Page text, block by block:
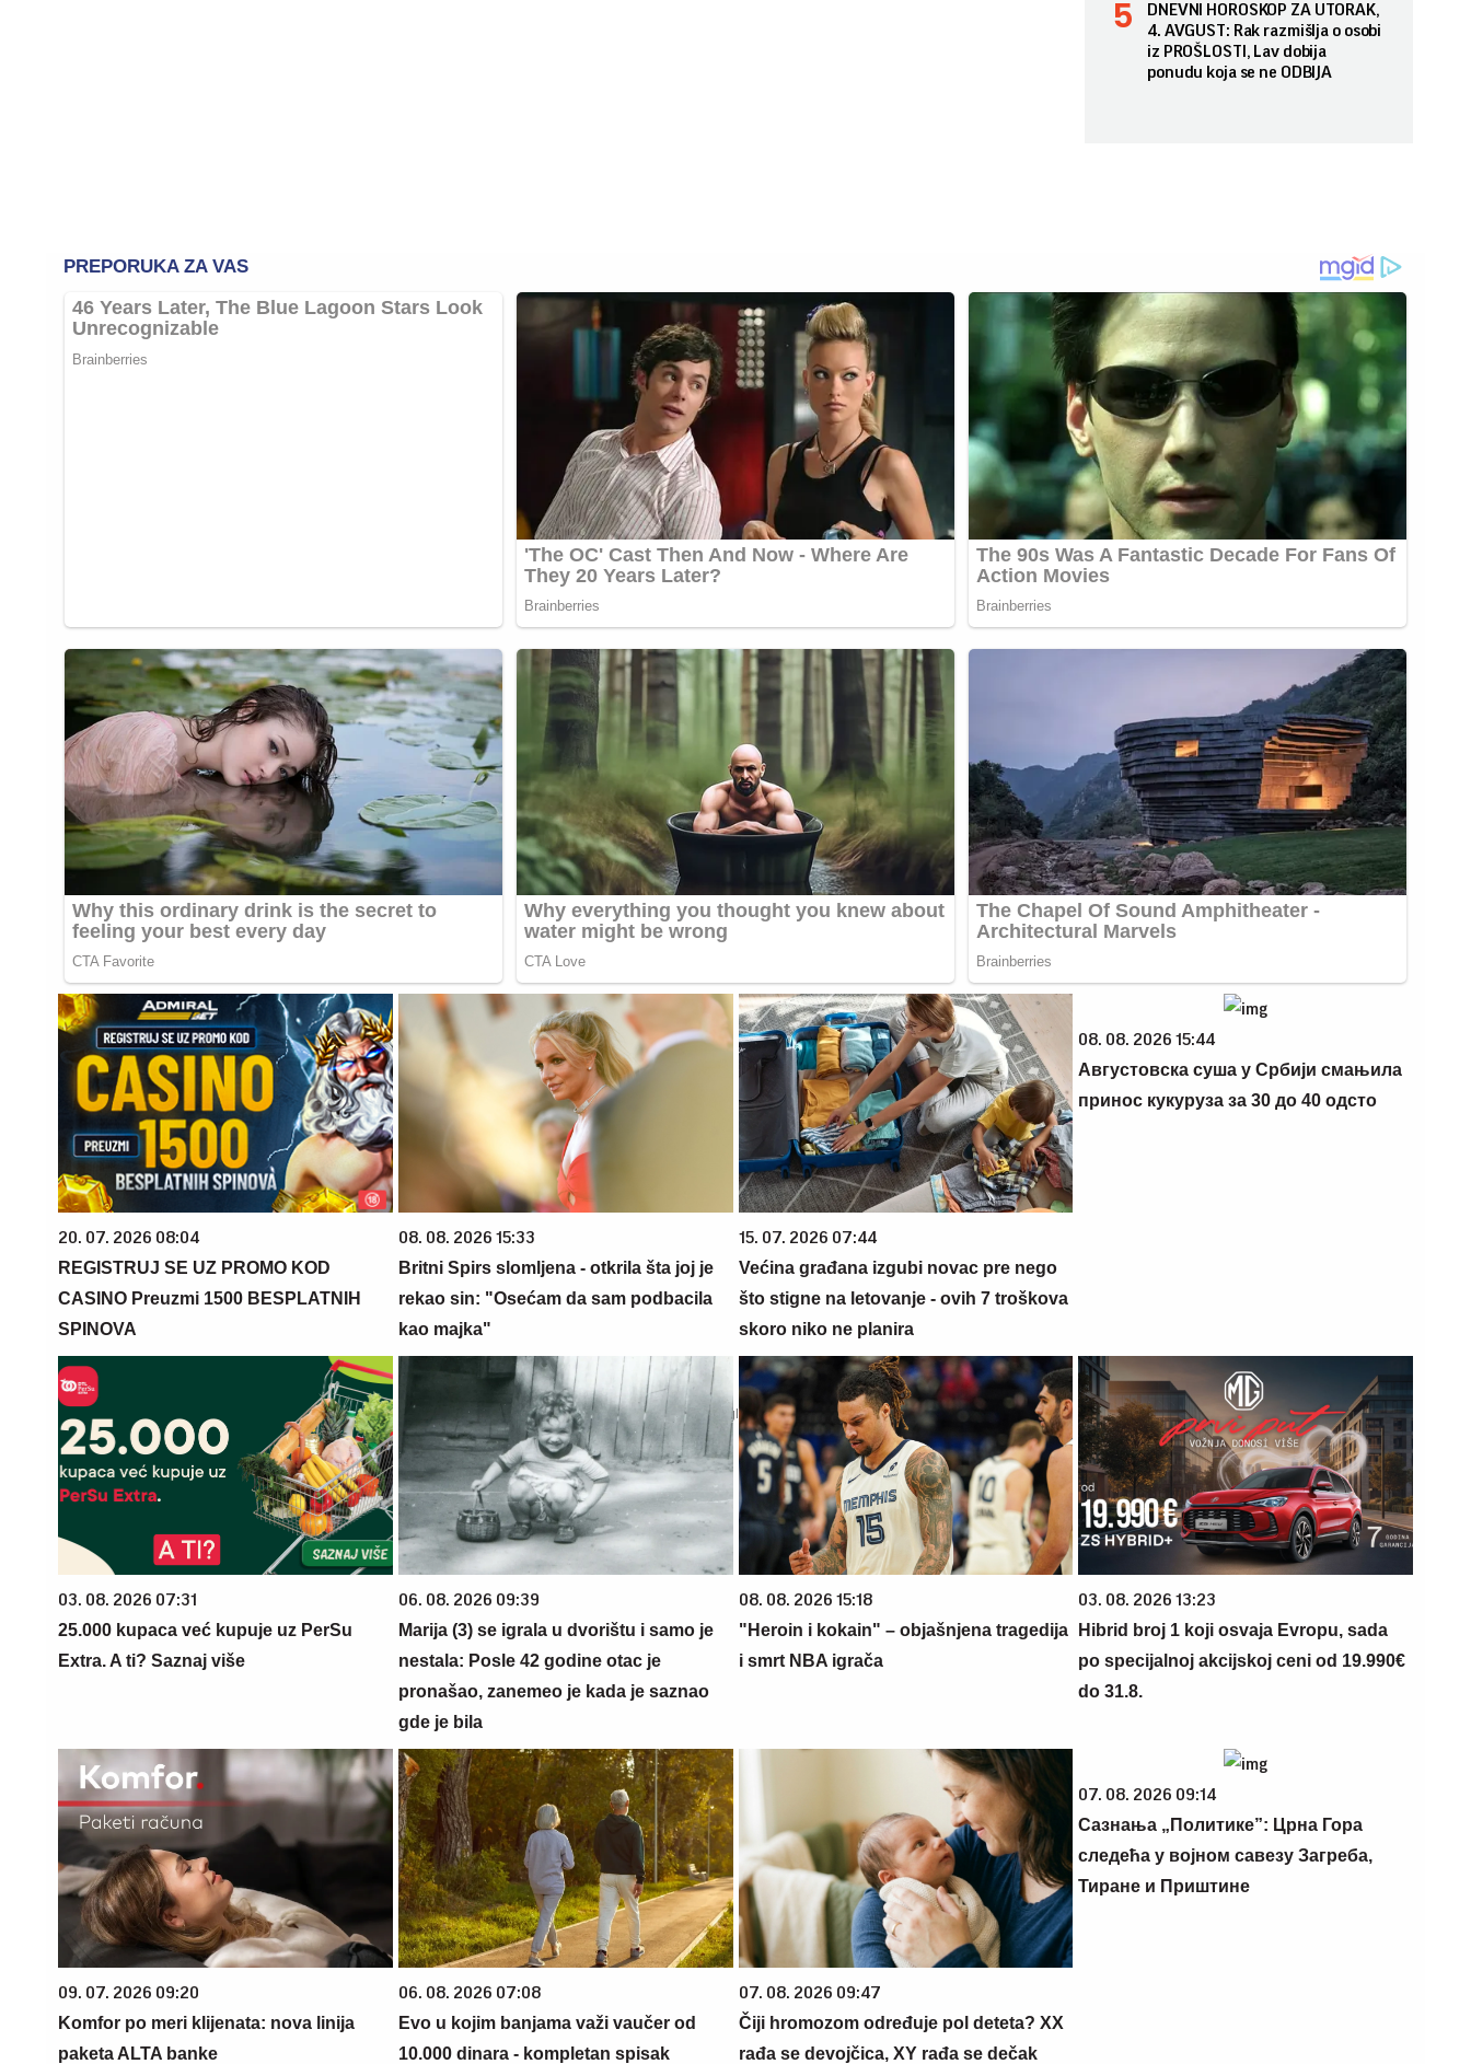
DNEVNI HOROSKOP ZA UTORAK,
4. AVGUST: Rak razmišlja o osobi
iz PROŠLOSTI, Lav dobija
ponudu koja se ne ODBIJA
20. 07. 2026 08:04
REGISTRUJ SE UZ PROMO KOD
CASINO Preuzmi 1500 BESPLATNIH
SPINOVA
08. 08. 2026 15:33
Britni Spirs slomljena - otkrila šta joj je
rekao sin: "Osećam da sam podbacila
kao majka"
15. 07. 2026 07:44
Većina građana izgubi novac pre nego
što stigne na letovanje - ovih 7 troškova
skoro niko ne planira
08. 08. 2026 15:44
Августовска суша у Србији смањила
принос кукуруза за 30 до 40 одсто
03. 08. 2026 07:31
25.000 kupaca već kupuje uz PerSu
Extra. A ti? Saznaj više
06. 08. 2026 09:39
Marija (3) se igrala u dvorištu i samo je
nestala: Posle 42 godine otac je
pronašao, zanemeo je kada je saznao
gde je bila
08. 08. 2026 15:18
"Heroin i kokain" – objašnjena tragedija
i smrt NBA igrača
03. 08. 2026 13:23
Hibrid broj 1 koji osvaja Evropu, sada
po specijalnoj akcijskoj ceni od 19.990€
do 31.8.
09. 07. 2026 09:20
Komfor po meri klijenata: nova linija
paketa ALTA banke
06. 08. 2026 07:08
Evo u kojim banjama važi vaučer od
10.000 dinara - kompletan spisak
07. 08. 2026 09:47
Čiji hromozom određuje pol deteta? XX
rađa se devojčica, XY rađa se dečak
07. 08. 2026 09:14
Сазнања „Политике”: Црна Гора
следећа у војном савезу Загреба,
Тиране и Приштине